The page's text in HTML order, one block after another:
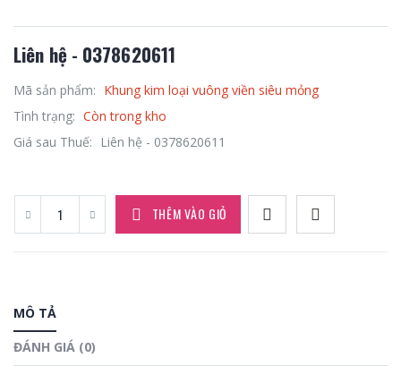
Liên hệ - 0378620611
Mã sản phẩm: Khung kim loại vuông viền siêu mỏng
Tình trạng: Còn trong kho
Giá sau Thuế:
Liên hệ - 0378620611
THÊM VÀO GIỎ
MÔ TẢ
ĐÁNH GIÁ (0)